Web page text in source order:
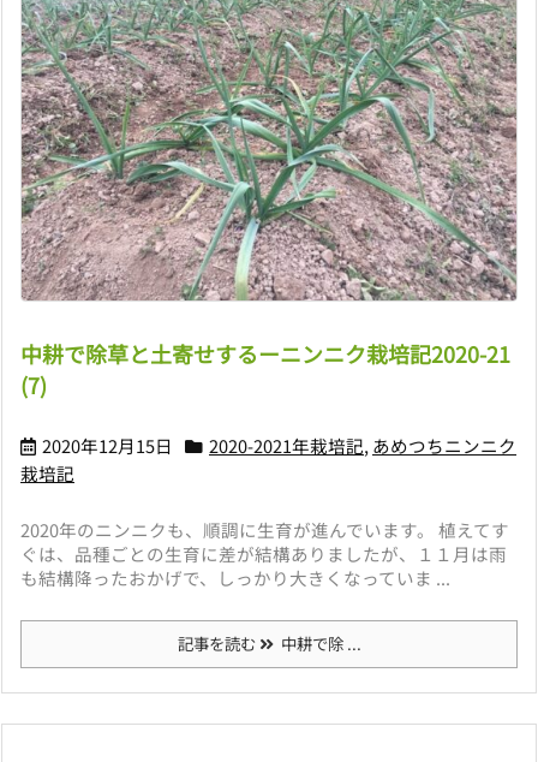
中耕で除草と土寄せするーニンニク栽培記2020-21
(7)
2020年12月15日 2020-2021年栽培記, あめつちニンニク
栽培記
2020年のニンニクも、順調に生育が進んでいます。 植えてす
ぐは、品種ごとの生育に差が結構ありましたが、１１月は雨
も結構降ったおかげで、しっかり大きくなっていま ...
記事を読む 中耕で除 ...